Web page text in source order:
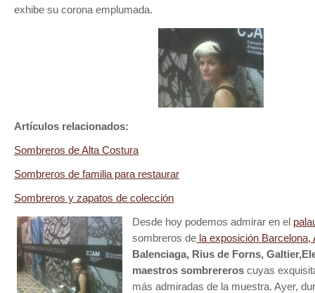
exhibe su corona emplumada.
Artículos relacionados:
Sombreros de Alta Costura
Sombreros de familia para restaurar
Sombreros y zapatos de colección
Desde hoy podemos admirar en el
sombreros de la exposición Barcelona,
Balenciaga, Rius de Forns,
maestros sombrereros cuyas
más admiradas de la muestra. Ayer,